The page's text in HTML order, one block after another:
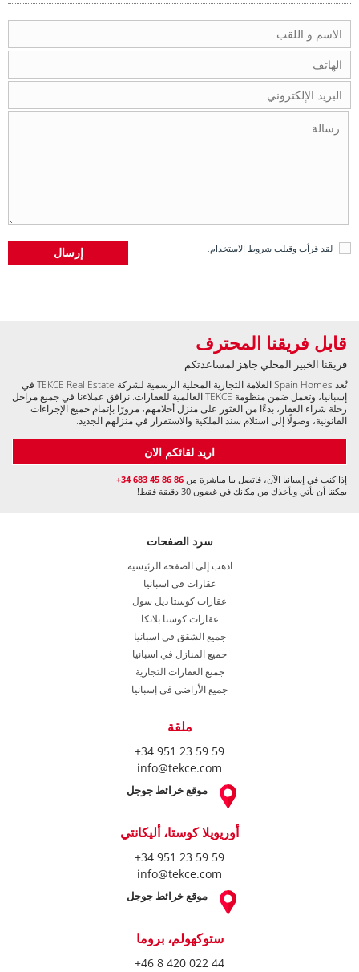
لقد قرأت وقبلت شروط الاستخدام
قابل فريقنا المحترف
فريقنا الخبير المحلي جاهز لمساعدتكم
تُعد Spain Homes العلامة التجارية المحلية الرسمية لشركة TEKCE Real Estate في
إسبانيا، وتعمل ضمن منظومة TEKCE العالمية للعقارات. نرافق عملاءنا في جميع مراحل
رحلة شراء العقار، بدءًا من العثور على منزل أحلامهم، مرورًا بإتمام جميع الإجراءات
القانونية، وصولًا إلى استلام سند الملكية والاستقرار في منزلهم الجديد.
اريد لقائكم الان
إذا كنت في إسبانيا الآن، فاتصل بنا مباشرة من +34 683 45 86 86
يمكننا أن نأتي ونأخذك من مكانك في غضون 30 دقيقة فقط!
سرد الصفحات
اذهب إلى الصفحة الرئيسية
عقارات في اسبانيا
عقارات كوستا ديل سول
عقارات كوستا بلانكا
جميع الشقق في اسبانيا
جميع المنازل في اسبانيا
جميع العقارات التجارية
جميع الأراضي في إسبانيا
ملقة
+34 951 23 59 59
info@tekce.com
موقع خرائط جوجل
أوريويلا كوستا، أليكانتي
+34 951 23 59 59
info@tekce.com
موقع خرائط جوجل
ستوكهولم، بروما
+46 8 420 022 44